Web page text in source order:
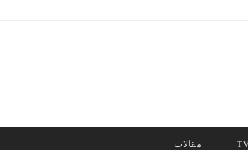
مقالات